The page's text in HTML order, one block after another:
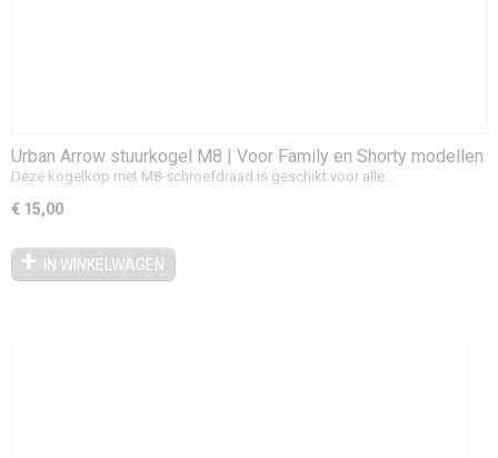
Urban Arrow stuurkogel M8 | Voor Family en Shorty modellen
Deze kogelkop met M8-schroefdraad is geschikt voor alle…
€ 15,00
IN WINKELWAGEN